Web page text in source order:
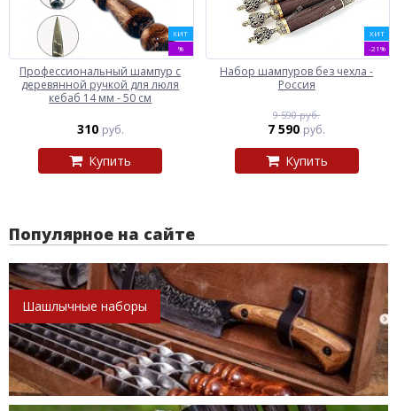
ХИТ
%
Профессиональный шампур с
деревянной ручкой для люля
кебаб 14 мм - 50 см
310 руб.
Купить
ХИТ
-21%
Набор шампуров без чехла -
Россия
9 590 руб.
7 590 руб.
Купить
Популярное на сайте
Шашлычные наборы